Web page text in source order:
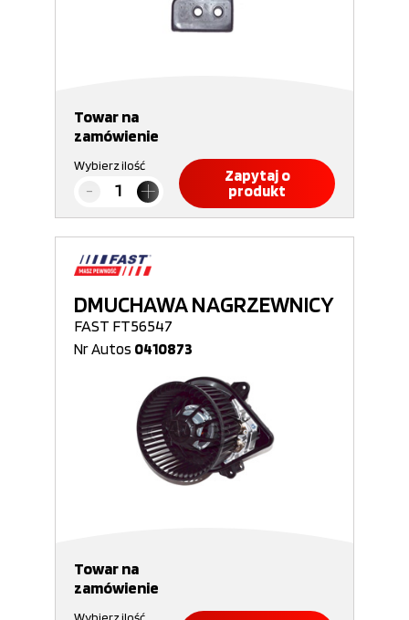
Towar na
zamówienie
Wybierz ilość
Zapytaj o
produkt
DMUCHAWA NAGRZEWNICY
FAST FT56547
Nr Autos 0410873
Towar na
zamówienie